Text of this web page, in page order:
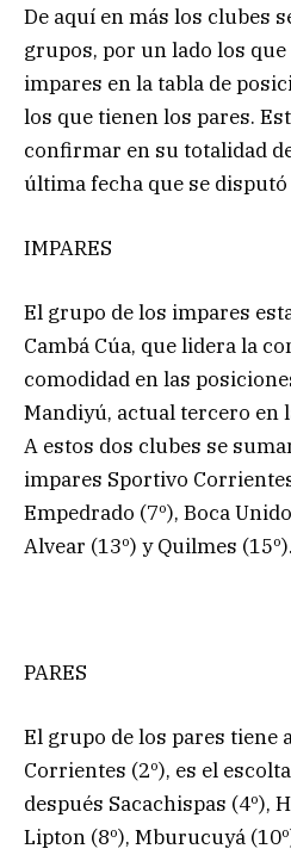
De aquí en más los clubes
grupos, por un lado los
impares en la tabla de
los que tienen los pares.
confirmar en su totalidad
última fecha que se disputó
IMPARES
El grupo de los impares
Cambá Cúa, que lidera la
comodidad en las
Mandiyú, actual tercero en
A estos dos clubes se
impares Sportivo
Empedrado (7º), Boca
Alvear (13º) y Quilmes (15º).
PARES
El grupo de los pares tiene
Corrientes (2º), es el
después Sacachispas (4º),
Lipton (8º), Mburucuyá